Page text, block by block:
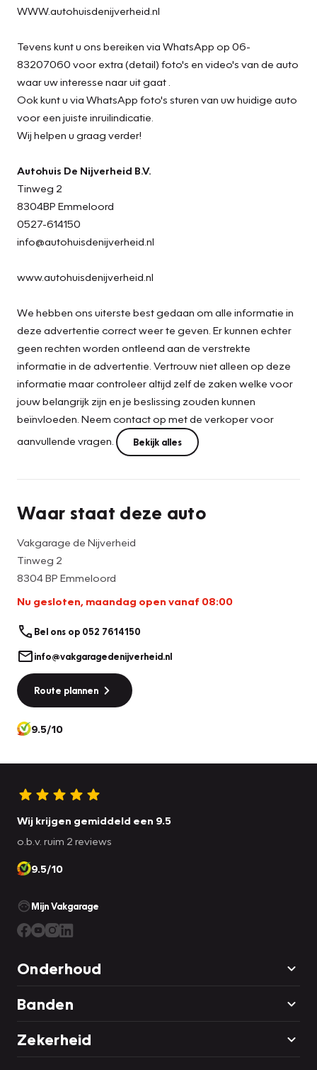
WWW.autohuisdenijverheid.nl
Tevens kunt u ons bereiken via WhatsApp op 06-
83207060 voor extra (detail) foto's en video's van de auto
waar uw interesse naar uit gaat .
Ook kunt u via WhatsApp foto's sturen van uw huidige auto
voor een juiste inruilindicatie.
Wij helpen u graag verder!
Autohuis De Nijverheid B.V.
Tinweg 2
8304BP Emmeloord
0527-614150
info@autohuisdenijverheid.nl
www.autohuisdenijverheid.nl
We hebben ons uiterste best gedaan om alle informatie in
deze advertentie correct weer te geven. Er kunnen echter
geen rechten worden ontleend aan de verstrekte
informatie in de advertentie. Vertrouw niet alleen op deze
informatie maar controleer altijd zelf de zaken welke voor
jouw belangrijk zijn en je beslissing zouden kunnen
beïnvloeden. Neem contact op met de verkoper voor
aanvullende vragen.
Bekijk alles
Waar staat deze auto
Vakgarage de Nijverheid
Tinweg 2
8304 BP Emmeloord
Nu gesloten, maandag open vanaf 08:00
Bel ons op 052 7614150
info@vakgaragedenijverheid.nl
Route plannen
9.5/10
Wij krijgen gemiddeld een 9.5
o.b.v. ruim 2 reviews
9.5/10
Mijn Vakgarage
Onderhoud
Banden
Zekerheid